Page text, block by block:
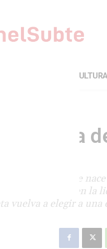
una
concesión que
único oferente en la
vuelva a elegir a una